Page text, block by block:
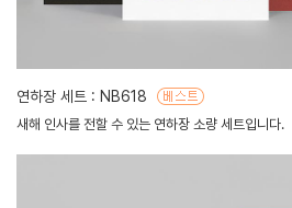
연하장 세트 : NB618
새해 인사를 전할 수 있는 연하장 소량 세트입니다.